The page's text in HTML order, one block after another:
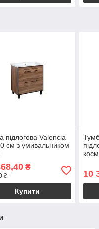
підлогова Valencia
см з умивальником
₴
₴
Купити
10